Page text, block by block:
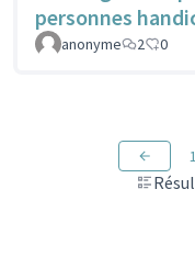
personnes
anonyme
2 0
1